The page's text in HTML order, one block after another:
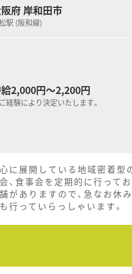
府 岸和田市
駅 (阪和線)
2,000円～2,200円
経験により決定いたします。
に展開している地域密着型
食事会を定期的に行って
がありますので、急なお休
行っていらっしゃいます。